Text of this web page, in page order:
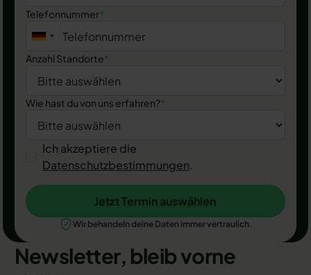
Telefonnummer*
Anzahl Standorte*
Wie hast du von uns erfahren?*
Ich akzeptiere die
Datenschutzbestimmungen.
Jetzt Termin auswählen
Jetzt Termin auswählen
Wir behandeln deine Daten immer vertraulich.
Newsletter, bleib vorne